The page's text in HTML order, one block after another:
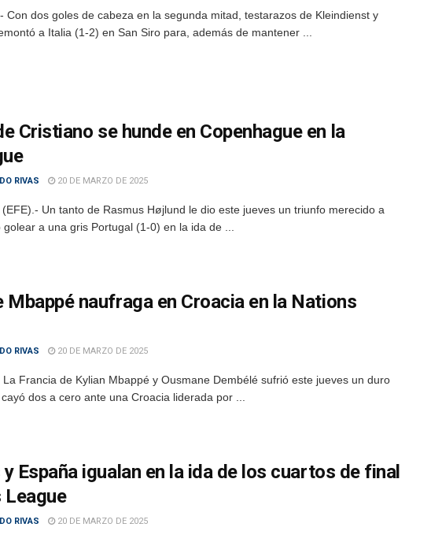
Con dos goles de cabeza en la segunda mitad, testarazos de Kleindienst y
a Italia (1-2) en San Siro para, además de mantener ...
Cristiano se hunde en Copenhague en la
RIVAS 20 DE MARZO DE 2025
Un tanto de Rasmus Højlund le dio este jueves un triunfo merecido a
a una gris Portugal (1-0) en la ida de ...
Mbappé naufraga en Croacia en la Nations
RIVAS 20 DE MARZO DE 2025
Francia de Kylian Mbappé y Ousmane Dembélé sufrió este jueves un duro
dos a cero ante una Croacia liderada por ...
España igualan en la ida de los cuartos de final
League
RIVAS 20 DE MARZO DE 2025